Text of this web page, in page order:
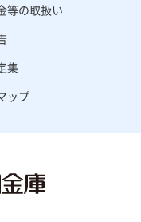
等の取扱い
集
ップ